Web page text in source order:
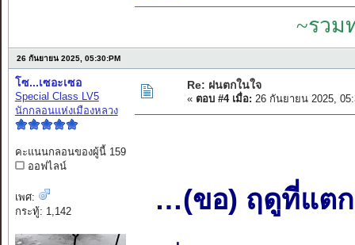
~รวม
26 กันยายน 2025, 05:30:PM
โซ...เซอะเซอ
Special Class LV5
นักกลอนแห่งเมืองหลวง
คะแนนกลอนของผู้นี้ 159
ออฟไลน์
เพศ:
กระทู้: 1,142
Re: ฝนตกในใจ
« ตอบ #4 เมื่อ: 26 กันยายน 2025,
…(ขอ) ฤดูที่แต